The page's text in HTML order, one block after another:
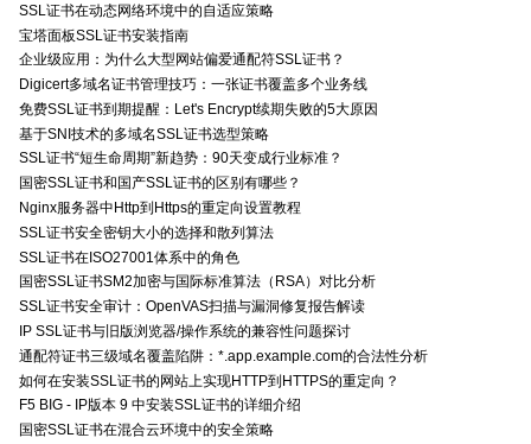
SSL证书在动态网络环境中的自适应策略
宝塔面板SSL证书安装指南
企业级应用：为什么大型网站偏爱通配符SSL证书？
Digicert多域名证书管理技巧：一张证书覆盖多个业务线
免费SSL证书到期提醒：Let's Encrypt续期失败的5大原因
基于SNI技术的多域名SSL证书选型策略
SSL证书“短生命周期”新趋势：90天变成行业标准？
国密SSL证书和国产SSL证书的区别有哪些？
Nginx服务器中Http到Https的重定向设置教程
SSL证书安全密钥大小的选择和散列算法
SSL证书在ISO27001体系中的角色
国密SSL证书SM2加密与国际标准算法（RSA）对比分析
SSL证书安全审计：OpenVAS扫描与漏洞修复报告解读
IP SSL证书与旧版浏览器/操作系统的兼容性问题探讨
通配符证书三级域名覆盖陷阱：*.app.example.com的合法性分析
如何在安装SSL证书的网站上实现HTTP到HTTPS的重定向？
F5 BIG - IP版本 9 中安装SSL证书的详细介绍
国密SSL证书在混合云环境中的安全策略